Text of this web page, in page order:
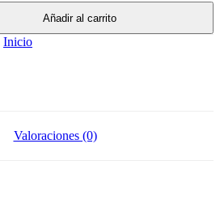
Añadir al carrito
Inicio
Valoraciones (0)